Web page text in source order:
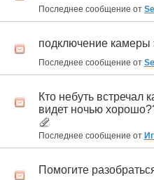
Последнее сообщение от
подключение камеры
Последнее сообщение от
Кто небуть встречал
видет ночью
Последнее сообщение от
Помогите